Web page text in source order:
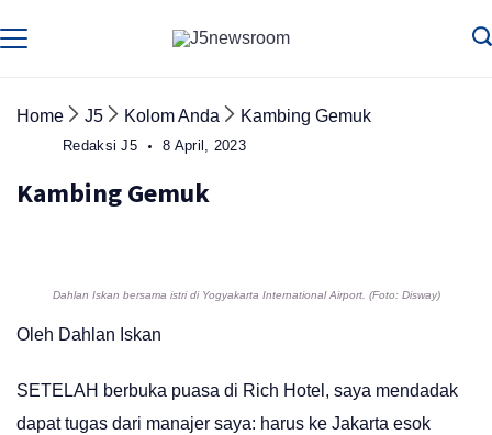
to
Home J5 Kolom Anda Kambing Gemuk
Redaksi J5 8 April, 2023
Kambing Gemuk
Dahlan Iskan bersama istri di Yogyakarta International Airport. (Foto: Disway)
Oleh Dahlan Iskan
SETELAH berbuka puasa di Rich Hotel, saya mendadak
dapat tugas dari manajer saya: harus ke Jakarta esok